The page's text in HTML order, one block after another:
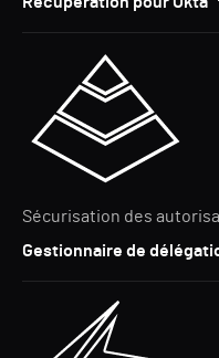
Sécurisation des
Gestionnaire de